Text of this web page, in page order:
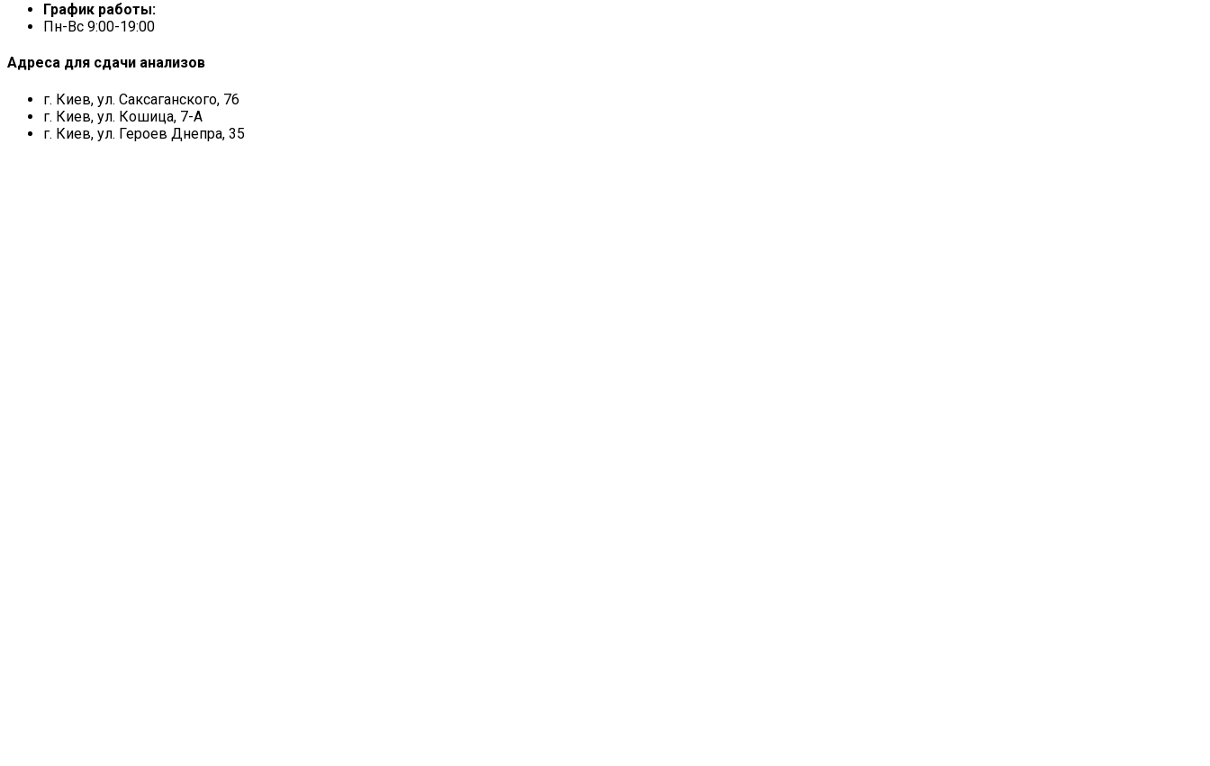
График работы:
Пн-Вс 9:00-19:00
Адреса для сдачи анализов
г. Киев, ул. Саксаганского, 76
г. Киев, ул. Кошица, 7-А
г. Киев, ул. Героев Днепра, 35